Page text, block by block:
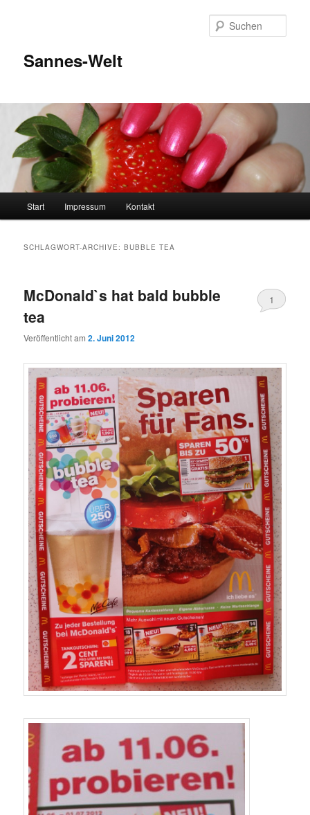
Sannes-Welt
Start Impressum Kontakt
SCHLAGWORT-ARCHIVE:BUBBLE TEA
McDonald`s hat bald bubble
tea
Veröffentlicht am2. Juni 2012
1